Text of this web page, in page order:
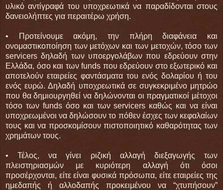
υλικό αντίγραφά του υποχρεωτικά να παραδίδονται στους
δανειολήπτες για περαιτέρω χρήση.
• Προτείνουμε ακόμη, την πλήρη διαφάνεια και
ονομαστικοποίηση των μετόχων και των μετοχών, τόσο των
servicers δηλαδή των υποεργολάβων που εδρεύουν στην
Ελλάδα, όσο και των funds που εδρεύουν στο εξωτερικό και
αποτελούν εταιρείες φαντάσματα του ενός δολαρίου ή του
ενός ευρώ. Δηλαδή υποχρεωτικά σε συγκεκριμένο μητρώο
που θα δημιουργηθεί να δηλώνονται οι πραγματικοί μέτοχοι
τόσο των funds όσο και των servicers καθώς και να είναι
υποχρεωμένοι να δηλώσουν το πόθεν έσχες των κεφαλαίων
τους και να προσκομίσουν πιστοποιητικό καθαρότητας των
χρημάτων τους.
• Τέλος, να γίνει ριζική αλλαγή διεξαγωγής των
πλειστηριασμών με κυριότερη αλλαγή ότι όσοι
προσέρχονται, είτε είναι φυσικά πρόσωπα, είτε εταιρείες της
ημεδαπής ή αλλοδαπής προκειμένου να “χτυπήσουν”